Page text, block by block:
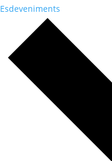
Esdeveniments